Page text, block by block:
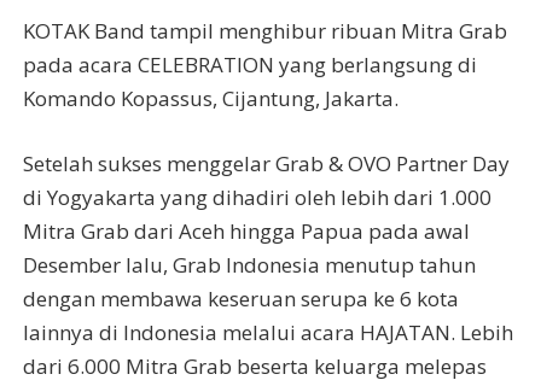
KOTAK Band tampil menghibur ribuan Mitra Grab
pada acara CELEBRATION yang berlangsung di
Komando Kopassus, Cijantung, Jakarta.
Setelah sukses menggelar Grab & OVO Partner Day
di Yogyakarta yang dihadiri oleh lebih dari 1.000
Mitra Grab dari Aceh hingga Papua pada awal
Desember lalu, Grab Indonesia menutup tahun
dengan membawa keseruan serupa ke 6 kota
lainnya di Indonesia melalui acara HAJATAN. Lebih
dari 6.000 Mitra Grab beserta keluarga melepas